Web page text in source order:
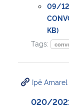
09/
KB)
Tags:
Ipê Amarel
020/2021